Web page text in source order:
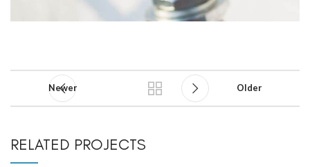
Newer Older
RELATED PROJECTS